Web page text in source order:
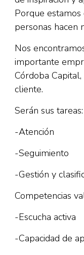
Porque estamos
personas hacen
Nos
importante
Córdoba
cliente.
Serán sus tareas:
-Atención
-Seguimiento
-Gestión y
Competencias
-Escucha activa
-Capacidad de